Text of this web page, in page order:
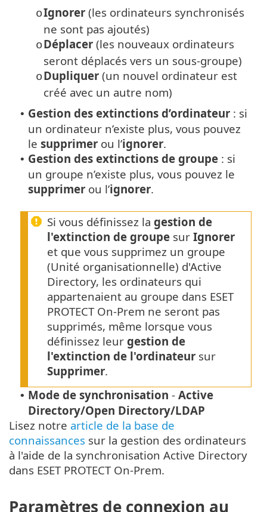
oIgnorer (les ordinateurs synchronisés
ne sont pas ajoutés)
oDéplacer (les nouveaux ordinateurs
seront déplacés vers un sous-groupe)
oDupliquer (un nouvel ordinateur est
créé avec un autre nom)
• Gestion des extinctions d’ordinateur : si
un ordinateur n’existe plus, vous pouvez
le supprimer ou l’ignorer.
• Gestion des extinctions de groupe : si
un groupe n’existe plus, vous pouvez le
supprimer ou l’ignorer.
Si vous définissez la gestion de
l'extinction de groupe sur Ignorer
et que vous supprimez un groupe
(Unité organisationnelle) d'Active
Directory, les ordinateurs qui
appartenaient au groupe dans ESET
PROTECT On-Prem ne seront pas
supprimés, même lorsque vous
définissez leur gestion de
l'extinction de l'ordinateur sur
Supprimer.
• Mode de synchronisation - Active
Directory/Open Directory/LDAP
Lisez notre article de la base de
connaissances sur la gestion des ordinateurs
à l'aide de la synchronisation Active Directory
dans ESET PROTECT On-Prem.
Paramètres de connexion au